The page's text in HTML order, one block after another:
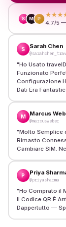
S M P
4.7/5 —
S Sarah Chen
"Ho Usato
Funzionato
Configurazione
Dati Era
M Marcus
@marcusweber
"Molto Semplice
Rimasto
Cambiare SIM.
P Priya
@priyasharma
"Ho Comprato il
Il Codice QR È
Dappertutto —